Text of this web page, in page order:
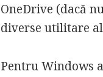
OneDrive (dacă
diverse utilitare
Pentru Windows